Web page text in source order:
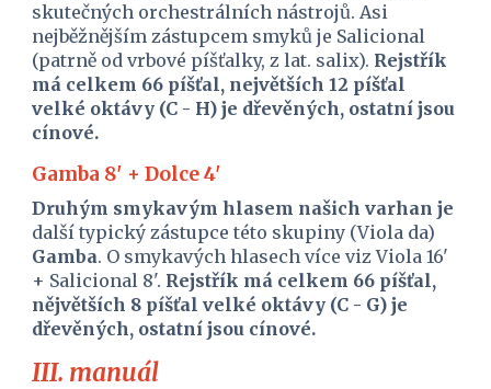
skutečných orchestrálních nástrojů. Asi
nejběžnějším zástupcem smyků je Salicional
(patrně od vrbové píšťalky, z lat. salix). Rejstřík
má celkem 66 píšťal, největších 12 píšťal
velké oktávy (C - H) je dřevěných, ostatní jsou
cínové.
Gamba 8' + Dolce 4'
Gamba. O smykavých hlasech více viz Viola 16'
+ Salicional 8'. Rejstřík má celkem 66 píšťal,
nějvětších 8 píšťal velké oktávy (C - G) je
dřevěných, ostatní jsou cínové.
III. manuál